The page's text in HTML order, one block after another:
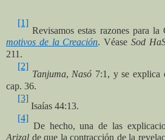
[1]
Revisamos estas razones para la
motivos de la Creación. Véase Sod
211.
[2]
Tanjuma, Nasó 7:1, y se explica
cap. 36.
[3]
Isaías 44:13.
[4]
De hecho, una de las
Arizal de que la contracción de la